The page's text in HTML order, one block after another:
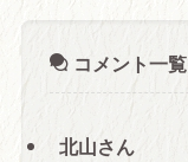
コメント一覧
北山さん